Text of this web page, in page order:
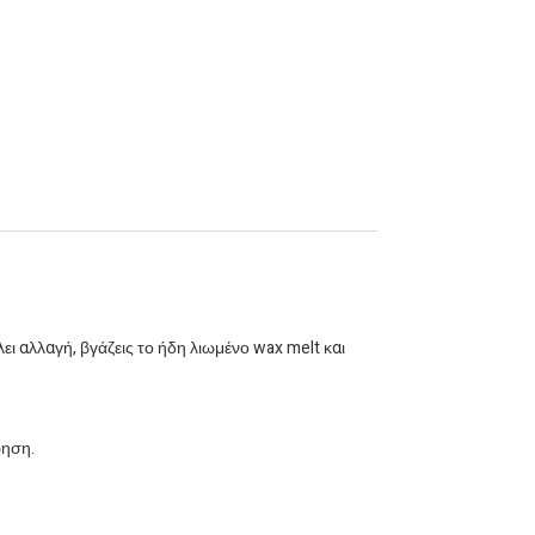
αλλαγή, βγάζεις το ήδη λιωμένο wax melt και